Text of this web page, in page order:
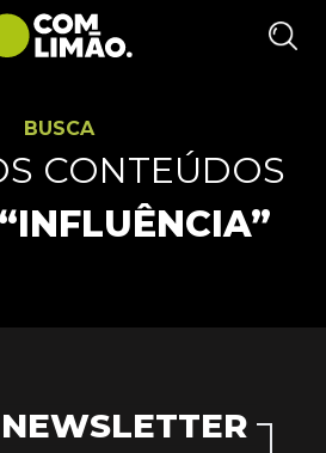
BUSCA
CONTEÚDOS
“INFLUÊNCIA”